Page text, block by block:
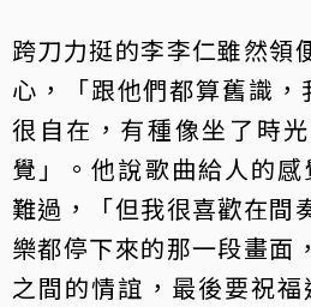
跨刀力挺的李李仁雖然領
心，「跟他們都算舊識
很自在，有種像坐了時
覺」。他說歌曲給人的
難過，「但我很喜歡在間
樂都停下來的那一段畫面
之間的情誼，最後要祝